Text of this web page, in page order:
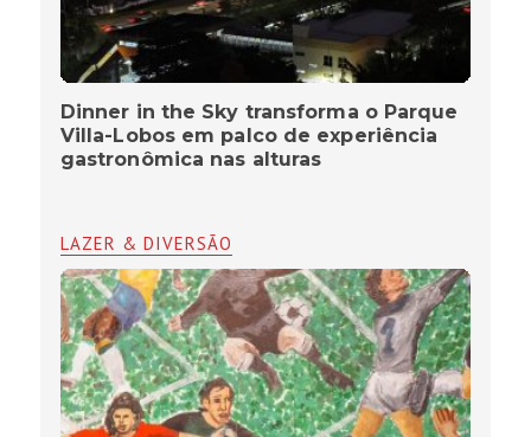
Dinner in the Sky transforma o Parque
Villa-Lobos em palco de experiência
gastronômica nas alturas
LAZER & DIVERSÃO